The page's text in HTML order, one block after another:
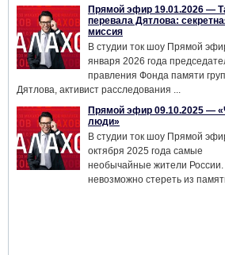
Прямой эфир 19.01.2026 —
перевала Дятлова:
миссия
В студии ток шоу Прямой
января 2026 года
правления Фонда памяти
Дятлова, активист расследования ...
Прямой эфир 09.10.2025 —
люди»
В студии ток шоу Прямой
октября 2025 года самые
необычайные жители
невозможно стереть из